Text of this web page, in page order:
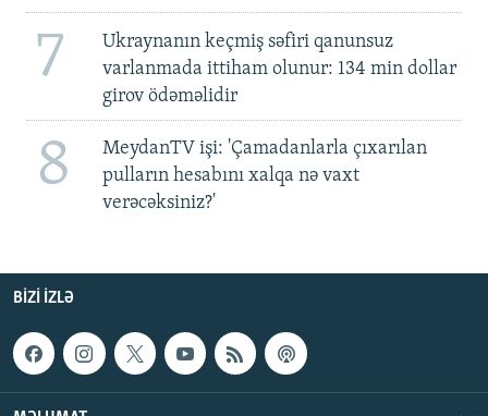
7
Ukraynanın keçmiş səfiri qanunsuz
varlanmada ittiham olunur: 134 min dollar
girov ödəməlidir
8
MeydanTV işi: 'Çamadanlarla çıxarılan
pulların hesabını xalqa nə vaxt
verəcəksiniz?'
BIZI IZLƏ